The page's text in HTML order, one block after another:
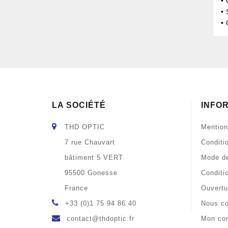
•
•
LA SOCIÉTÉ
THD OPTIC
7 rue Chauvart
bâtiment 5 VERT
95500 Gonesse
France
+33 (0)1 75 94 86 40
contact@thdoptic.fr
Mode
Nous
Mon